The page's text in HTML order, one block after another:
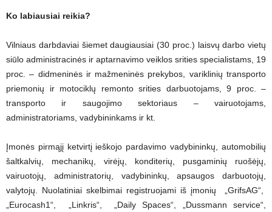
Ko labiausiai reikia?
Vilniaus darbdaviai šiemet daugiausiai (30 proc.) laisvų darbo vietų
siūlo administracinės ir aptarnavimo veiklos srities specialistams, 19
proc. – didmeninės ir mažmeninės prekybos, variklinių transporto
priemonių ir motociklų remonto srities darbuotojams, 9 proc. –
transporto ir saugojimo sektoriaus – vairuotojams,
administratoriams, vadybininkams ir kt.
Įmonės pirmąjį ketvirtį ieškojo pardavimo vadybininkų, automobilių
šaltkalvių, mechanikų, virėjų, konditerių, pusgaminių ruošėjų,
vairuotojų, administratorių, vadybininkų, apsaugos darbuotojų,
valytojų. Nuolatiniai skelbimai registruojami iš įmonių „GrifsAG“,
„Eurocash1“, „Linkris“, „Daily Spaces“, „Dussmann service“,